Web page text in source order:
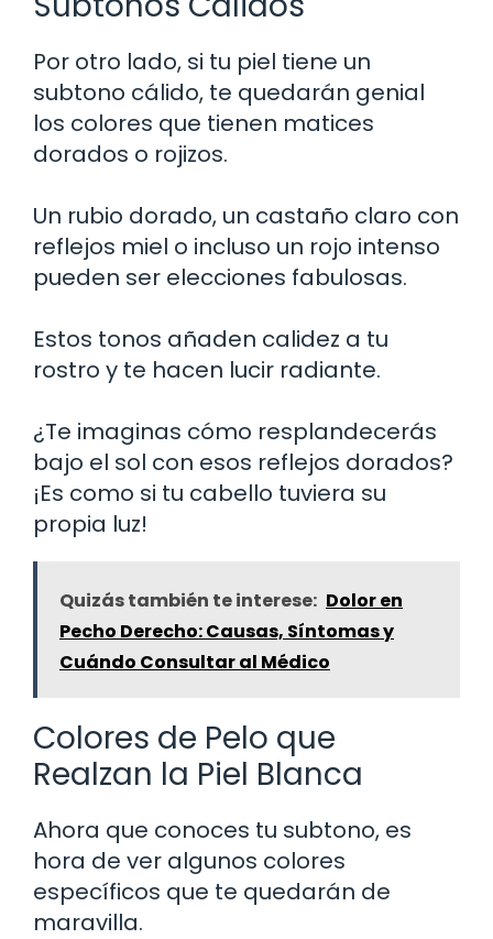
Por otro lado, si tu piel tiene un
subtono cálido, te quedarán genial
los colores que tienen matices
dorados o rojizos.
Un rubio dorado, un castaño claro con
reflejos miel o incluso un rojo intenso
pueden ser elecciones fabulosas.
Estos tonos añaden calidez a tu
rostro y te hacen lucir radiante.
¿Te imaginas cómo resplandecerás
bajo el sol con esos reflejos dorados?
¡Es como si tu cabello tuviera su
propia luz!
Quizás también te interese: Dolor en
Pecho Derecho: Causas, Síntomas y
Cuándo Consultar al Médico
Colores de Pelo que
Realzan la Piel Blanca
Ahora que conoces tu subtono, es
hora de ver algunos colores
específicos que te quedarán de
maravilla.